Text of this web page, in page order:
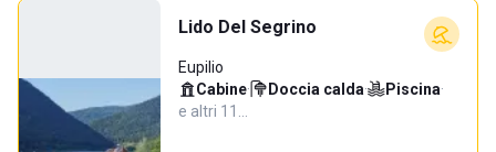
Lido Del Segrino
Eupilio
Cabine· Doccia calda· Piscina·
e altri 11…